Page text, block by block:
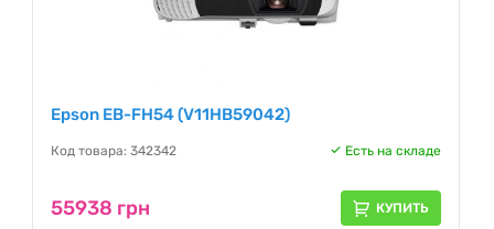
Epson EB-FH54 (V11HB59042)
Код товара: 342342 Есть на складе
55938 грн КУПИТЬ